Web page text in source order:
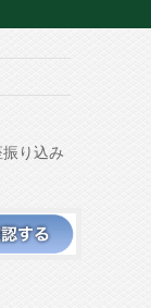
り込み